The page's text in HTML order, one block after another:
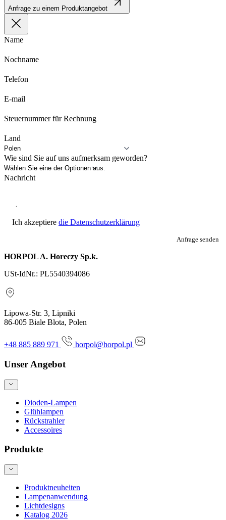
Anfrage zu einem Produktangebot
Name
Nochname
Telefon
E-mail
Steuernummer für Rechnung
Land
Wie sind Sie auf uns aufmerksam geworden?
Nachricht
Ich akzeptiere die Datenschutzerklärung
Anfrage senden
HORPOL A. Horeczy Sp.k.
USt-IdNr.: PL5540394086
Lipowa-Str. 3, Lipniki
86-005 Biale Blota, Polen
+48 885 889 971 horpol@horpol.pl
Unser Angebot
Dioden-Lampen
Glühlampen
Rückstrahler
Accessoires
Produkte
Produktneuheiten
Lampenanwendung
Lichtdesigns
Katalog 2026